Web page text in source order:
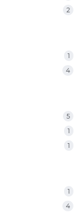
2
1
4
5
1
1
1
4